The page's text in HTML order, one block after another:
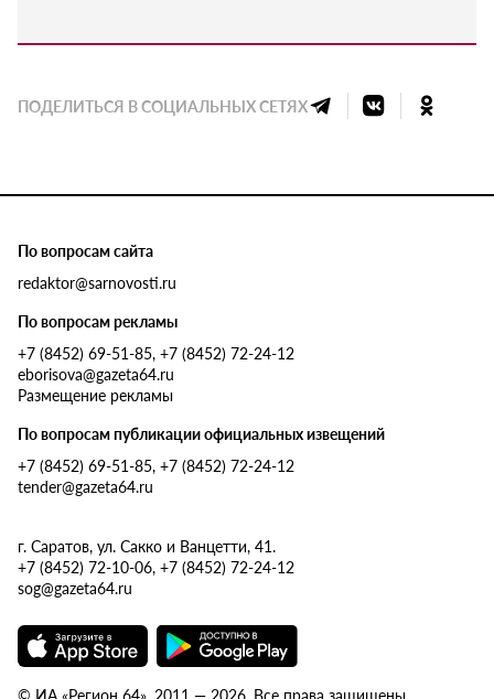
ПОДЕЛИТЬСЯ В СОЦИАЛЬНЫХ СЕТЯХ
По вопросам сайта
redaktor@sarnovosti.ru
По вопросам рекламы
+7 (8452) 69-51-85, +7 (8452) 72-24-12
eborisova@gazeta64.ru
Размещение рекламы
По вопросам публикации официальных извещений
+7 (8452) 69-51-85, +7 (8452) 72-24-12
tender@gazeta64.ru
г. Саратов, ул. Сакко и Ванцетти, 41.
+7 (8452) 72-10-06, +7 (8452) 72-24-12
sog@gazeta64.ru
© ИА «Регион 64», 2011 — 2026. Все права защищены